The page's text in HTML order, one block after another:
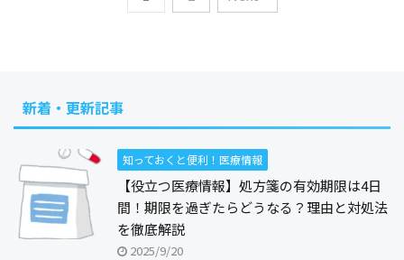
新着・更新記事
知っておくと便利！医療情報
【役立つ医療情報】処方箋の有効期限は4日
間！期限を過ぎたらどうなる？理由と対処法
を徹底解説
2025/9/20